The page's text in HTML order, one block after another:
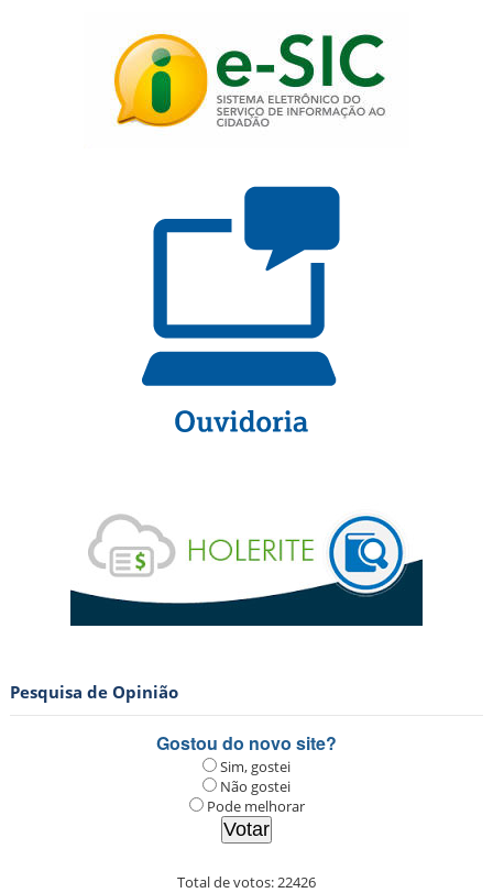
Pesquisa de Opinião
Gostou do novo site?
Sim, gostei
Não gostei
Pode melhorar
Total de votos:22426